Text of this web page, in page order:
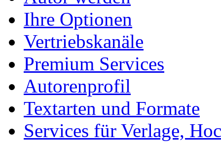
Ihre Optionen
Vertriebskanäle
Premium Services
Autorenprofil
Textarten und Formate
Services für Verlage,